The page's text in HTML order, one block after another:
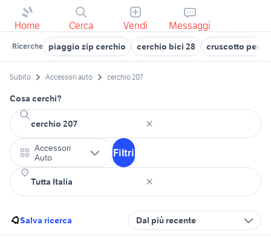
Home Cerca Vendi Messaggi
Ricerche piaggio zip cerchio cerchio bici 28 cruscotto
Subito Accessori auto cerchio 207
Cosa cerchi?
Accessori
Auto
Filtri
Salva ricerca Dal più recente